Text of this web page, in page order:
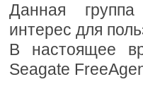
Данная группа
интерес для
В настоящее
Seagate